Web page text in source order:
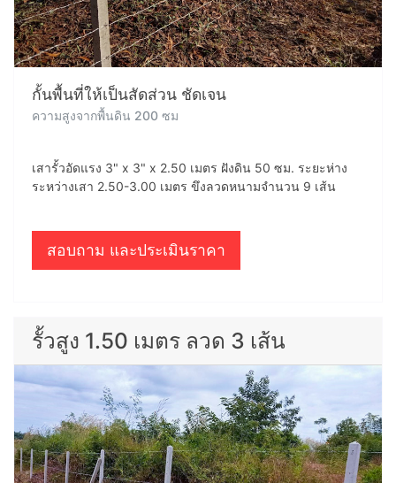
กั้นพื้นที่ให้เป็นสัดส่วน ชัดเจน
ความสูงจากพื้นดิน 200 ซม
เสารั้วอัดแรง 3" x 3" x 2.50 เมตร ฝังดิน 50 ซม. ระยะห่าง
ระหว่างเสา 2.50-3.00 เมตร ขึงลวดหนามจำนวน 9 เส้น
สอบถาม และประเมินราคา
รั้วสูง 1.50 เมตร ลวด 3 เส้น